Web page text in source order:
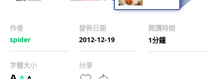
作者
spider
發佈日期
2012-12-19
閱讀時間
1分鐘
字體大小 分享